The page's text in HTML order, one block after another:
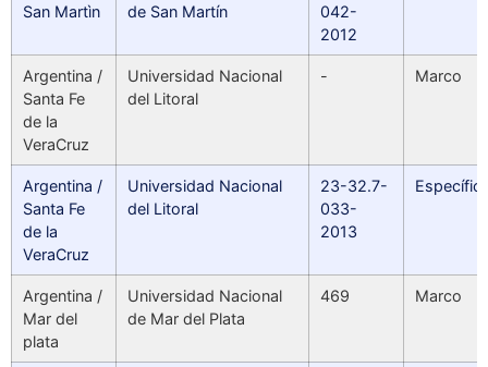
San Martìn
de San Martín
042-
2012
Argentina /
Santa Fe
de la
VeraCruz
Universidad Nacional
del Litoral
- Marco
Argentina /
Santa Fe
de la
VeraCruz
Universidad Nacional
del Litoral
23-32.7-
033-
2013
Argentina /
Mar del
plata
Universidad Nacional
de Mar del Plata
469 Marco